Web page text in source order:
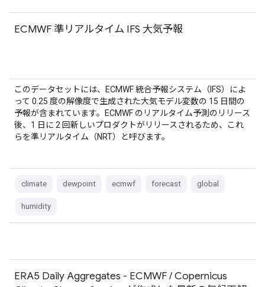
ECMWF 準リアルタイム IFS 大気予報
このデータセットには、ECMWF 統合予報システム（IFS）によ
って 0.25 度の解像度で生成された大気モデル変数の 15 日間の
予報が含まれています。ECMWF のリアルタイム予測のリリース
後、1 日に 2 回新しいプロダクトがリリースされるため、これ
らを準リアルタイム（NRT）と呼びます。
climate dewpoint ecmwf forecast global
humidity
ERA5 Daily Aggregates - ECMWF / Copernicus